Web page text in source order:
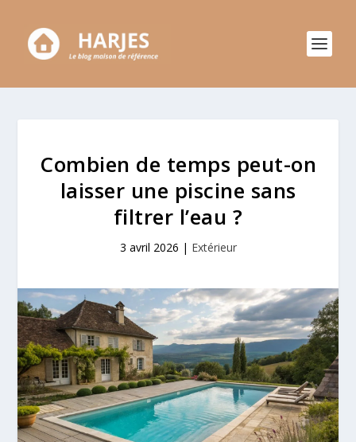
Combien de temps peut-on
laisser une piscine sans
filtrer l’eau ?
3 avril 2026 | Extérieur